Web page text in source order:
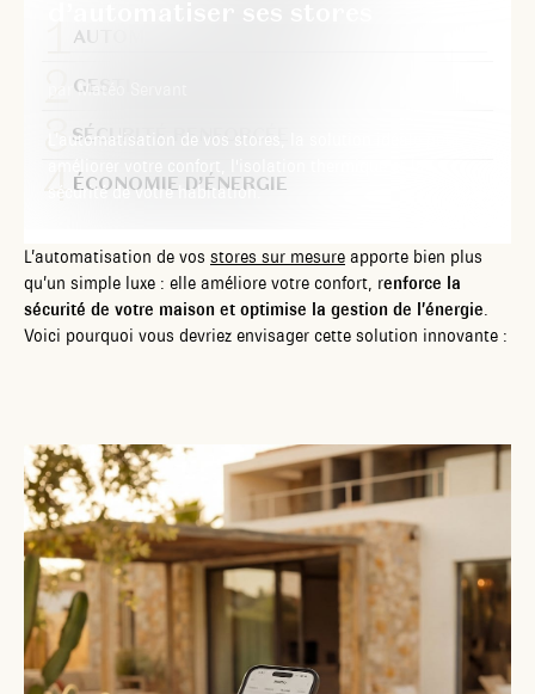
par Matéo Servant
L’automatisation de vos stores, la solution idéale pour
sécurité de votre habitation.
AUTOMATISATION INTUITIVE
GESTION CENTRALISÉE
SÉCURITÉ RENFORCÉE
ÉCONOMIE D’ÉNERGIE
L’automatisation de vos stores sur mesure apporte bien plus
qu’un simple luxe : elle améliore votre confort, renforce la
sécurité de votre maison et optimise la gestion de l’énergie.
Voici pourquoi vous devriez envisager cette solution innovante :